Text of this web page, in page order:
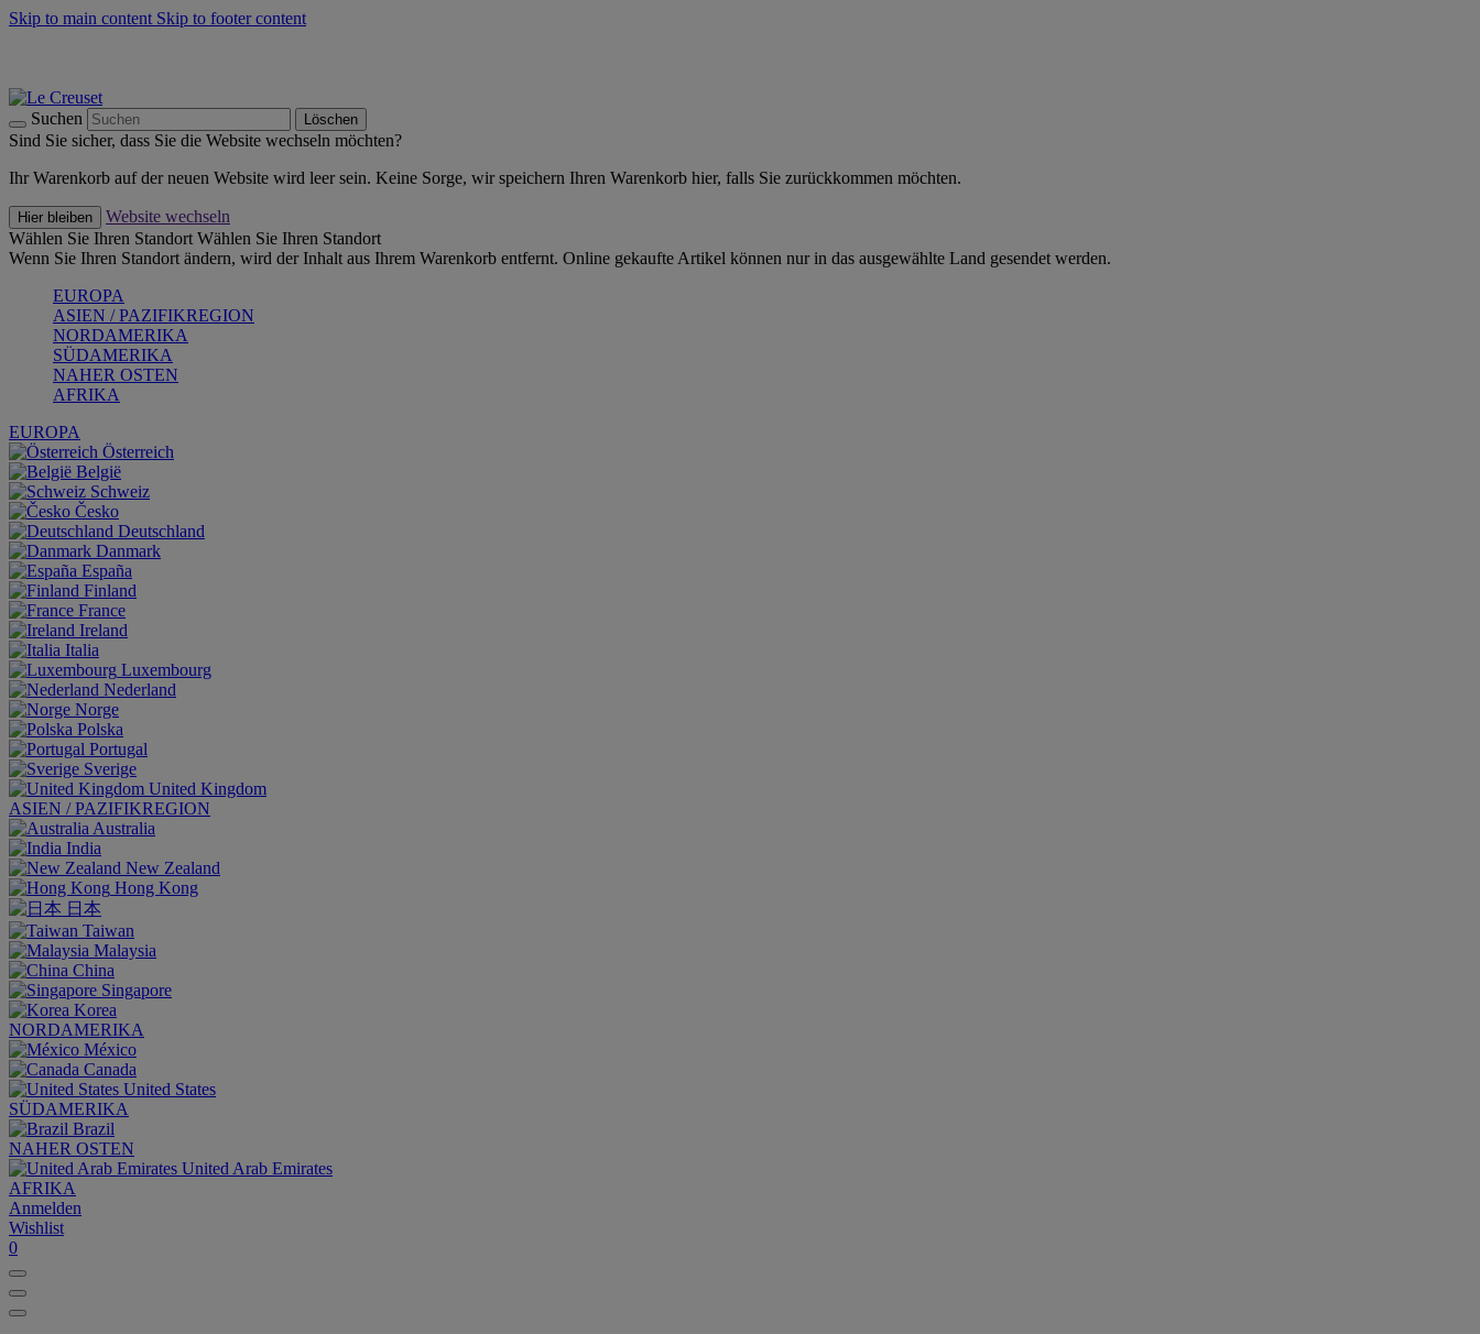
Skip to main content Skip to footer content
Suchen Löschen
Sind Sie sicher, dass Sie die Website wechseln möchten?
Ihr Warenkorb auf der neuen Website wird leer sein. Keine Sorge, wir speichern Ihren Warenkorb hier, falls Sie zurückkommen möchten.
Hier bleiben
Website wechseln
Wählen Sie Ihren Standort Wählen Sie Ihren Standort
Wenn Sie Ihren Standort ändern, wird der Inhalt aus Ihrem Warenkorb entfernt. Online gekaufte Artikel können nur in das ausgewählte Land gesendet werden.
EUROPA
ASIEN / PAZIFIKREGION
NORDAMERIKA
SÜDAMERIKA
NAHER OSTEN
AFRIKA
EUROPA
Österreich
België
Schweiz
Česko
Deutschland
Danmark
España
Finland
France
Ireland
Italia
Luxembourg
Nederland
Norge
Polska
Portugal
Sverige
United Kingdom
ASIEN / PAZIFIKREGION
Australia
India
New Zealand
Hong Kong
日本
Taiwan
Malaysia
China
Singapore
Korea
NORDAMERIKA
México
Canada
United States
SÜDAMERIKA
Brazil
NAHER OSTEN
United Arab Emirates
AFRIKA
Anmelden
Wishlist
0